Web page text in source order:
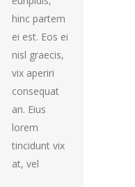
hinc partem
ei est. Eos ei
nisl graecis,
vix aperiri
consequat
an. Eius
lorem
tincidunt vix
at, vel